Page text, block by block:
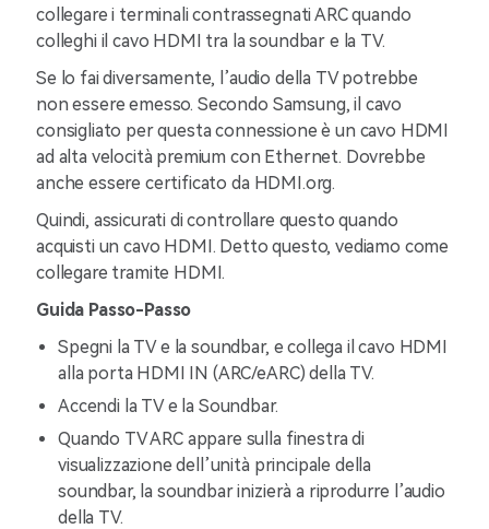
collegare i terminali contrassegnati ARC quando
colleghi il cavo HDMI tra la soundbar e la TV.
Se lo fai diversamente, l’audio della TV potrebbe
non essere emesso. Secondo Samsung, il cavo
consigliato per questa connessione è un cavo HDMI
ad alta velocità premium con Ethernet. Dovrebbe
anche essere certificato da HDMI.org.
Quindi, assicurati di controllare questo quando
acquisti un cavo HDMI. Detto questo, vediamo come
collegare tramite HDMI.
Guida Passo-Passo
Spegni la TV e la soundbar, e collega il cavo HDMI
alla porta HDMI IN (ARC/eARC) della TV.
Accendi la TV e la Soundbar.
Quando TV ARC appare sulla finestra di
visualizzazione dell’unità principale della
soundbar, la soundbar inizierà a riprodurre l’audio
della TV.